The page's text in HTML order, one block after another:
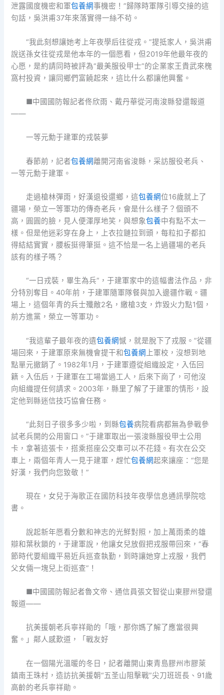
泄露國度機密和軍包養網事機密！”歸隊時軍隊引導交接的這
句話，吳洪甫37年來落實得一絲不茍。
“我此刻想讓她考上年夜學后往從戎。”提抵家人，吳洪甫
說送孫女往從戎是他本年的一個愿看，但2019年他最年夜的
心愿，是約請同時被評為“最美服役甲士”的企業家王貴武來槐
窩村投資，讓同鄉們富饒起來，這比什么都讓他興奮。
■中國國防報記者佟欣雨、戴丹華從河南浚縣發還報道
——
一等元勳于建軍的戎裝夢
春節前，記者包養網離開河南省浚縣，采訪服役老兵、
一等元勳于建軍。
走過槍林彈雨，好漢退役還鄉，這包養網位16歲就上了
疆場，榮立一等軍功的傳奇老兵，會是什么樣子？個頭不
高，圓圓的臉，見人便渾厚地笑，與想象包養中有點不太一
樣。但是他迷彩穿在身上，上衣拉鏈拉到頭，每粒扣子都扣
得結結實實，腰板挺得筆挺。這不恰是一名上過疆場的老兵
該有的樣子嗎？
“一日戎裝，畢生為兵”，于建軍家中的這幅書法作品，非
分特別奪目。40年前，于建軍隨軍隊餐與加入邊疆作戰。疆
場上，這個年青的兵士殲敵2名，繳槍3支，炸毀火力點1個，
前方進黨，榮立一等軍功。
“我這輩子最年夜的遺包養網憾，就是脫下了戎服。”從疆
場回來，于建軍原來無機會提干和包養網 上軍校，沒想到地
點單元撤銷了。1982年1月，于建軍遵從組織設定，入伍回
籍。入伍后，于建軍在工場當過工人，后來下崗了，可他沒
向組織提任何請求。2003年，縣里了解了于建軍的情形，設
定他到縣迷信技巧協會任務。
“此刻日子很多多少啦，到縣包養病院看病都無為參戰參
試老兵開的公用窗口。”于建軍取出一張浚縣服役甲士公用
卡，拿著這張卡，搭乘搭座公交車可以不花錢。有次在公交
車上，兩個年青人一見于建軍，趕忙包養網起來讓座：“您是
好漢，我們向您致敬！”
現在，女兒于海歌正在國防科技年夜學信息通訊學院唸
書。
說起新年愿看分數和神志的光鮮對照，加上萬雨柔的雄
辯和葉秋鎖的，于建軍說，他讓女兒放假把戎服帶回來，“春
節時代要組織平易近兵巡查執勤，到時讓她穿上戎服，我們
父女倆一塊兒上街巡查”！
■中國國防報記者魯文帝、通信員張文智從山東膠州發還
報道——
抗美援朝老兵寧祥勛的「哦，那你媽了解了應當很興
奮。」鄰人感歎道，「戰友好
在一個陽光溫暖的冬日，記者離開山東青島膠州市膠萊
鎮南王珠村，造訪抗美援朝“五圣山阻擊戰”尖刀班班長、91歲
高齡的老兵寧祥勛。